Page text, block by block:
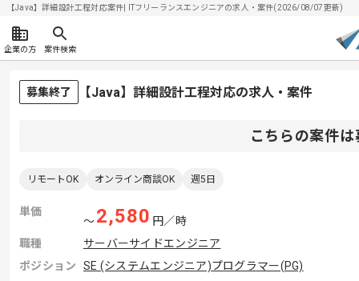
【Java】詳細設計工程対応案件| ITフリーランスエンジニアの求人・案件(2026/08/07更新)
企業の方 案件検索
募集終了 【Java】詳細設計工程対応の求人・案件
こちらの案件
リモートOK オンライン商談OK 週5日
単価
〜2,580 円／時
職種
サーバーサイドエンジニア
ポジション
SE (システムエンジニア)プログラマー(PG)